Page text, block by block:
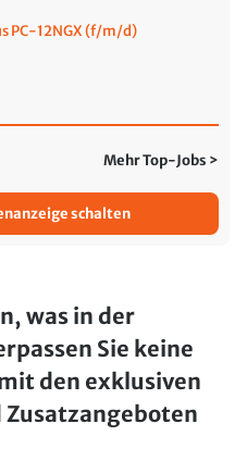
PC-12NGX (f/m/d)
Mehr Top-Jobs >
schalten
was in der
Sie keine
den exklusiven
Zusatzangeboten